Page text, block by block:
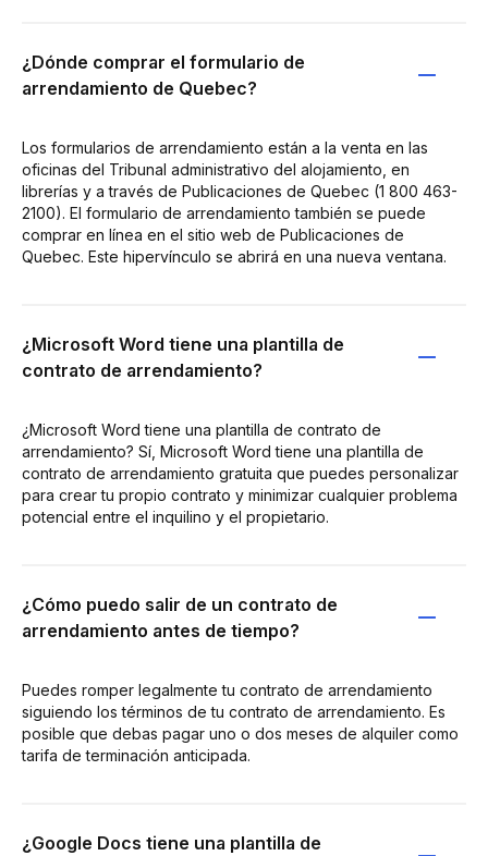
¿Dónde comprar el formulario de
arrendamiento de Quebec?
Los formularios de arrendamiento están a la venta en las
oficinas del Tribunal administrativo del alojamiento, en
librerías y a través de Publicaciones de Quebec (1 800 463-
2100). El formulario de arrendamiento también se puede
comprar en línea en el sitio web de Publicaciones de
Quebec. Este hipervínculo se abrirá en una nueva ventana.
¿Microsoft Word tiene una plantilla de
contrato de arrendamiento?
¿Microsoft Word tiene una plantilla de contrato de
arrendamiento? Sí, Microsoft Word tiene una plantilla de
contrato de arrendamiento gratuita que puedes personalizar
para crear tu propio contrato y minimizar cualquier problema
potencial entre el inquilino y el propietario.
¿Cómo puedo salir de un contrato de
arrendamiento antes de tiempo?
Puedes romper legalmente tu contrato de arrendamiento
siguiendo los términos de tu contrato de arrendamiento. Es
posible que debas pagar uno o dos meses de alquiler como
tarifa de terminación anticipada.
¿Google Docs tiene una plantilla de